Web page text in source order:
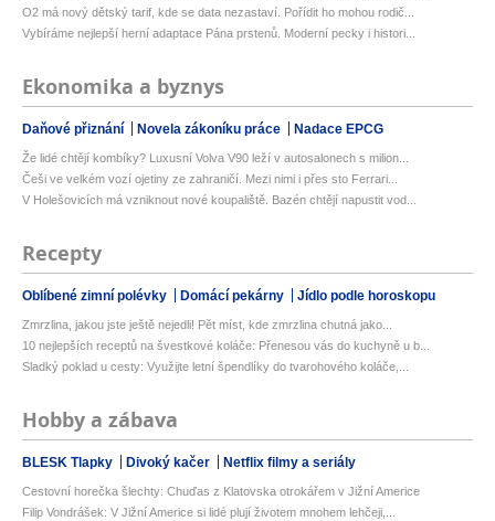
O2 má nový dětský tarif, kde se data nezastaví. Pořídit ho mohou rodič...
Vybíráme nejlepší herní adaptace Pána prstenů. Moderní pecky i histori...
Ekonomika a byznys
Daňové přiznání Novela zákoníku práce Nadace EPCG
Že lidé chtějí kombíky? Luxusní Volva V90 leží v autosalonech s milion...
Češi ve velkém vozí ojetiny ze zahraničí. Mezi nimi i přes sto Ferrari...
V Holešovicích má vzniknout nové koupaliště. Bazén chtějí napustit vod...
Recepty
Oblíbené zimní polévky Domácí pekárny Jídlo podle horoskopu
Zmrzlina, jakou jste ještě nejedli! Pět míst, kde zmrzlina chutná jako...
10 nejlepších receptů na švestkové koláče: Přenesou vás do kuchyně u b...
Sladký poklad u cesty: Využijte letní špendlíky do tvarohového koláče,...
Hobby a zábava
BLESK Tlapky Divoký kačer Netflix filmy a seriály
Cestovní horečka šlechty: Chuďas z Klatovska otrokářem v Jižní Americe
Filip Vondrášek: V Jižní Americe si lidé plují životem mnohem lehčeji,...